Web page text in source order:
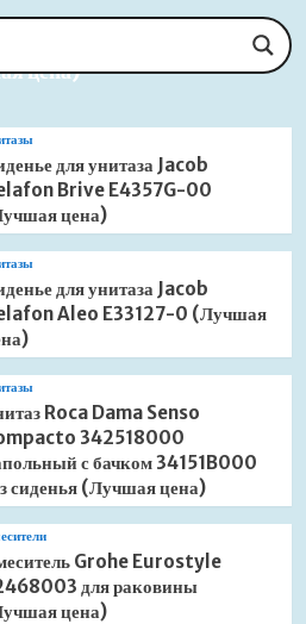
Jacob Delafon Brive
цена)
для унитаза Jacob
Brive E4357G-00
цена)
для унитаза Jacob
Aleo E33127-0 (Лучшая
Roca Dama Senso
342518000
с бачком 34151B000
сиденья (Лучшая цена)
Grohe Eurostyle
для раковины
цена)